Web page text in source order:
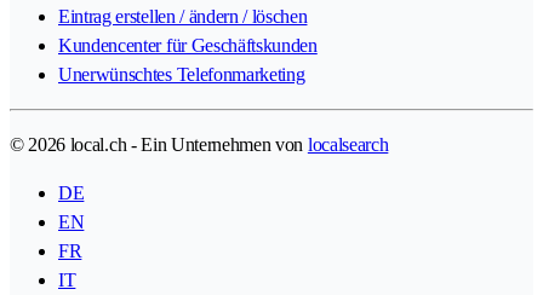
Eintrag erstellen / ändern / löschen
Kundencenter für Geschäftskunden
Unerwünschtes Telefonmarketing
© 2026 local.ch - Ein Unternehmen von localsearch
DE
EN
FR
IT